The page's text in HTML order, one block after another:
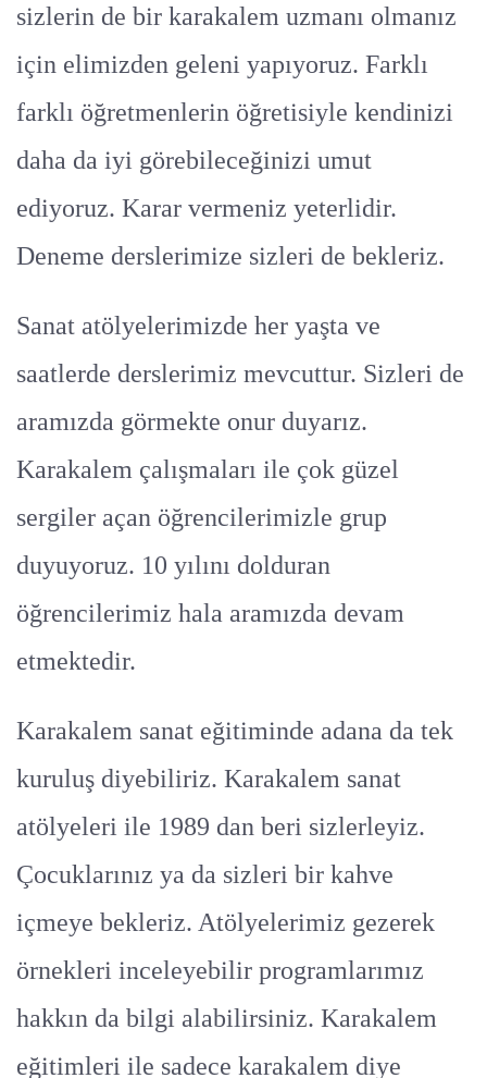
sizlerin de bir karakalem uzmanı olmanız
için elimizden geleni yapıyoruz. Farklı
farklı öğretmenlerin öğretisiyle kendinizi
daha da iyi görebileceğinizi umut
ediyoruz. Karar vermeniz yeterlidir.
Deneme derslerimize sizleri de bekleriz.
Sanat atölyelerimizde her yaşta ve
saatlerde derslerimiz mevcuttur. Sizleri de
aramızda görmekte onur duyarız.
Karakalem çalışmaları ile çok güzel
sergiler açan öğrencilerimizle grup
duyuyoruz. 10 yılını dolduran
öğrencilerimiz hala aramızda devam
etmektedir.
Karakalem sanat eğitiminde adana da tek
kuruluş diyebiliriz. Karakalem sanat
atölyeleri ile 1989 dan beri sizlerleyiz.
Çocuklarınız ya da sizleri bir kahve
içmeye bekleriz. Atölyelerimiz gezerek
örnekleri inceleyebilir programlarımız
hakkın da bilgi alabilirsiniz. Karakalem
eğitimleri ile sadece karakalem diye